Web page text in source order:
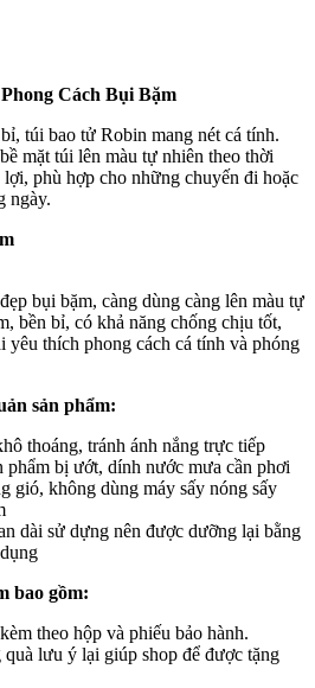
Cách Bụi Bặm
túi bao tử Robin mang nét cá tính.
mặt túi lên màu tự nhiên theo thời
phù hợp cho những chuyến đi hoặc
ngày.
bụi bặm, càng dùng càng lên màu tự
bền bỉ, có khả năng chống chịu tốt,
yêu thích phong cách cá tính và phóng
sản phẩm:
thoáng, tránh ánh nắng trực tiếp
phẩm bị ướt, dính nước mưa cần phơi
gió, không dùng máy sấy nóng sấy
dài sử dựng nên được dưỡng lại bằng
bao gồm:
theo hộp và phiếu bảo hành.
quà lưu ý lại giúp shop để được tặng